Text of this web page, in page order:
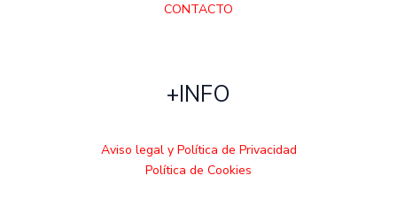
CONTACTO
+INFO
Aviso legal y Política de Privacidad
Política de Cookies